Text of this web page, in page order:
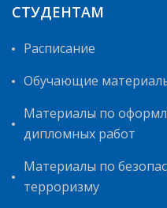
СТУДЕНТАМ
Расписание
Обучающие
Материалы по
дипломных работ
Материалы по
терроризму